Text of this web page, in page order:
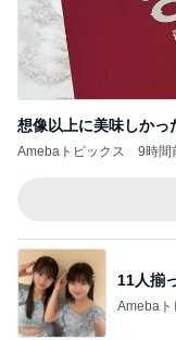
想像以上に美味しかっ
Amebaトピックス
Ameba
本質を
Amebaト